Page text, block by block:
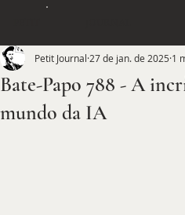
Bate-Papo 788 - A
mundo da IA
Petit Journal 27 de jan. de 2025 1